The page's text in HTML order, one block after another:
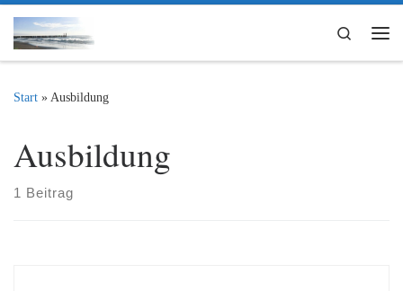
Zum Inhalt springen
Search
Start » Ausbildung
Ausbildung
1 Beitrag